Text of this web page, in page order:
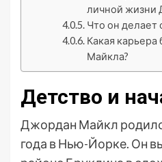
личной жизни
Что он делает
Какая
Майкла?
Детство и
Джордан Майкл
года в Нью-Йорке. Он